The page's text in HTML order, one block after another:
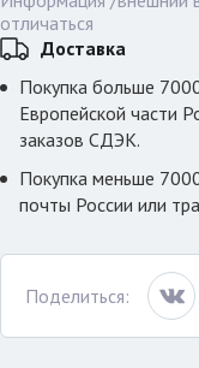
отличаться
Доставка
Покупка больше
Европейской части
заказов СДЭК.
Покупка меньше
почты России или
Поделиться: